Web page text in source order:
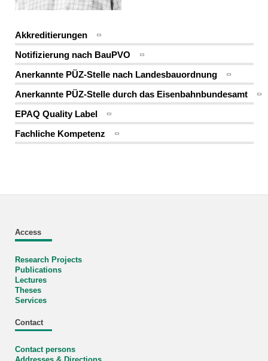
Akkreditierungen
Notifizierung nach BauPVO
Anerkannte PÜZ-Stelle nach Landesbauordnung
Anerkannte PÜZ-Stelle durch das Eisenbahnbundesamt
EPAQ Quality Label
Fachliche Kompetenz
Access
Research Projects
Publications
Lectures
Theses
Services
Contact
Contact persons